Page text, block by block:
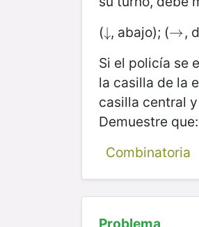
(↓
↓, abajo); (→
→ ,
Si el policía se
la casilla de la
casilla central
Demuestre que:
Combinatoria
Problema